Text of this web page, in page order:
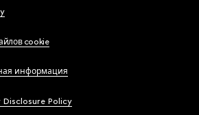
cookie
информация
Policy